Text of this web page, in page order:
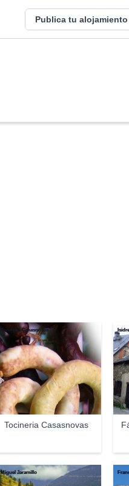
Publica tu alojamiento
Tocineria Casasnovas
Tocineria Casasnovas
Miguel Jaramillo